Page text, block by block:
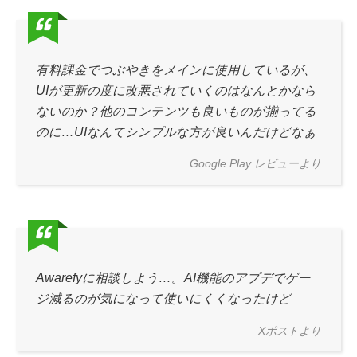
有料課金でつぶやきをメインに使用しているが、
UIが更新の度に改悪されていくのはなんとかなら
ないのか？他のコンテンツも良いものが揃ってる
のに…UIなんてシンプルな方が良いんだけどなぁ
Google Play レビューより
Awarefyに相談しよう…。AI機能のアプデでゲー
ジ減るのが気になって使いにくくなったけど
Xポストより